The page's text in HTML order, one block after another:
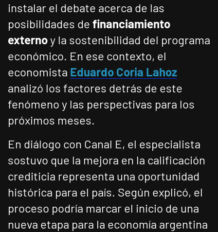
instalar el debate acerca de las
posibilidades de financiamiento
externoy la sostenibilidad del programa
económico. En ese contexto, el
economista Eduardo Coria Lahoz
analizó los factores detrás de este
fenómeno y las perspectivas para los
próximos meses.
En diálogo con Canal E, el especialista
sostuvo que la mejora en la calificación
crediticia representa una oportunidad
histórica para el país. Según explicó, el
proceso podría marcar el inicio de una
nueva etapa para la economía argentina